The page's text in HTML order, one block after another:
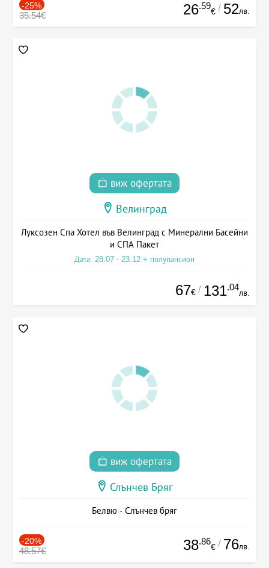
-25%
35.54€ 26.59
€ / 52лв.
виж офертата
Велинград
Луксозен Спа Хотел във Велинград с Минерални Басейни
и СПА Пакет
Дата: 28.07 - 23.12 + полупансион
67€ / 131.04
лв.
виж офертата
Слънчев Бряг
Белвю - Слънчев бряг
-20%
48.57€ 38.86
€ / 76лв.